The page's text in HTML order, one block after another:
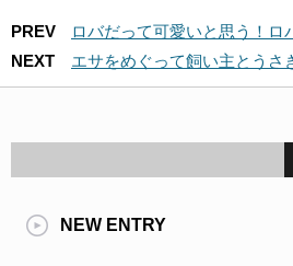
PREV
ロバだって可愛いと思う！ロ
NEXT
エサをめぐって飼い主とうさ
NEW ENTRY